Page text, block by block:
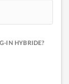
IN HYBRIDE?